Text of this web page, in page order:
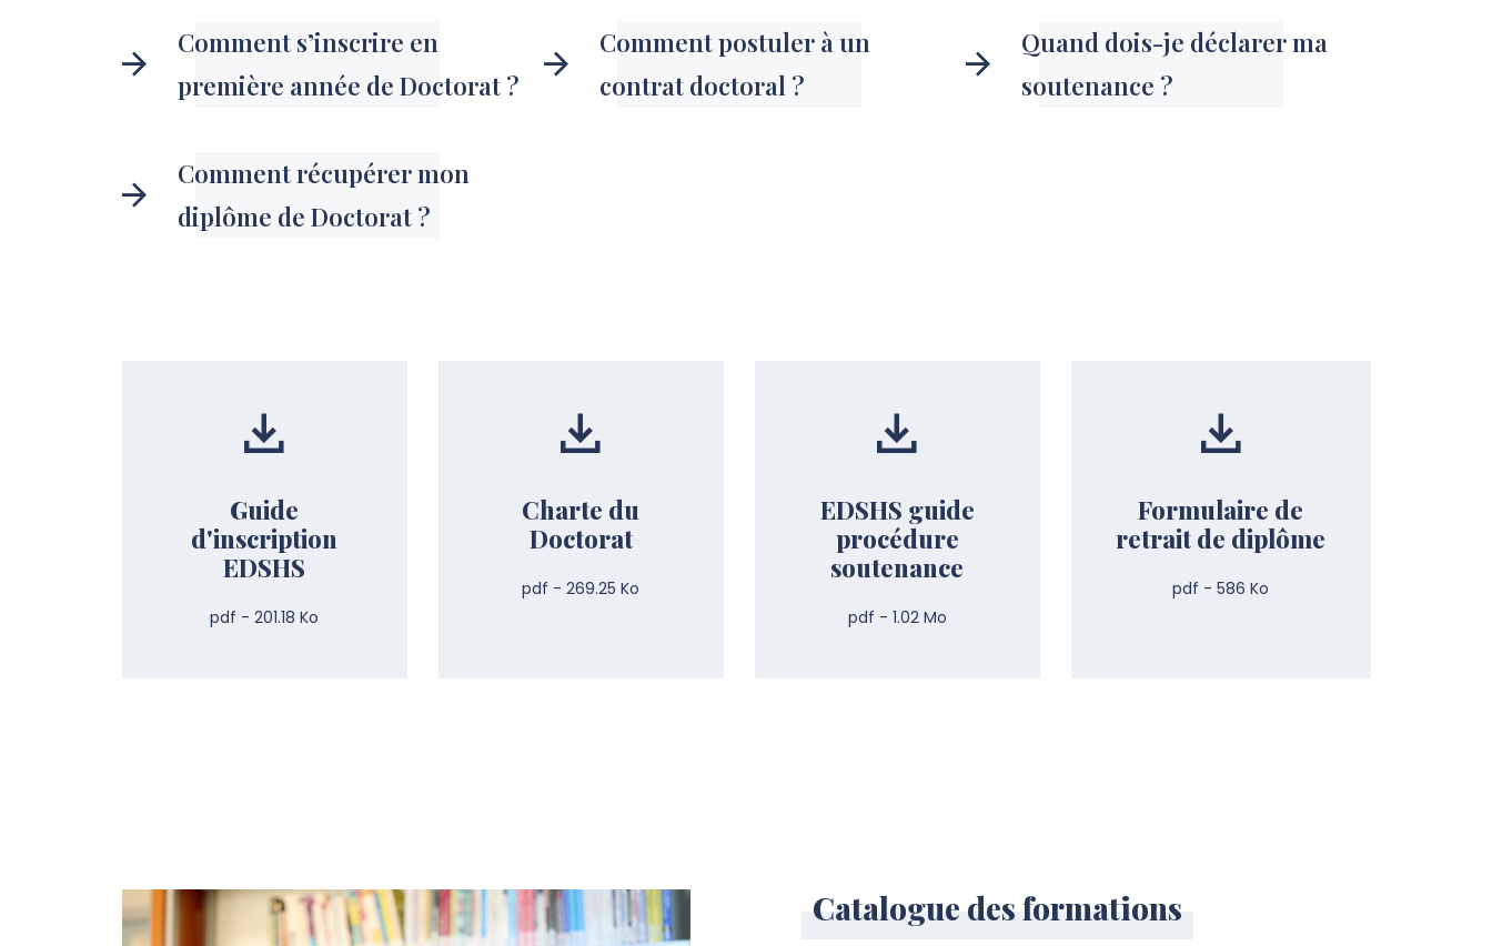
Comment s’inscrire en
première année de Doctorat ?
Comment postuler à un
contrat doctoral ?
Quand dois-je déclarer ma
soutenance ?
Comment récupérer mon
diplôme de Doctorat ?
Guide
d'inscription
EDSHS
pdf - 201.18 Ko
Charte du
Doctorat
pdf - 269.25 Ko
EDSHS guide
procédure
soutenance
pdf - 1.02 Mo
Formulaire de
retrait de diplôme
pdf - 586 Ko
Catalogue des formations